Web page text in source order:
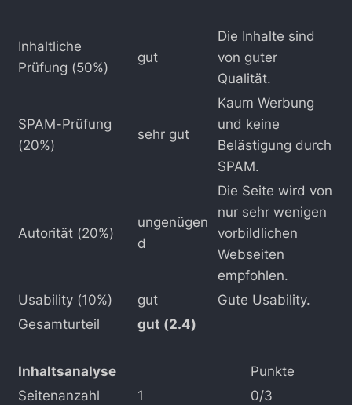
Inhaltliche
Prüfung (50%)
gut
Die Inhalte sind
von guter
Qualität.
SPAM-Prüfung
(20%)
sehr gut
Kaum Werbung
und keine
Belästigung durch
SPAM.
Autorität (20%)
ungenügen
d
Die Seite wird von
nur sehr wenigen
vorbildlichen
Webseiten
empfohlen.
Usability (10%)
gut
Gute Usability.
Gesamturteil
gut (2.4)
Inhaltsanalyse
Punkte
Seitenanzahl
1
0/3